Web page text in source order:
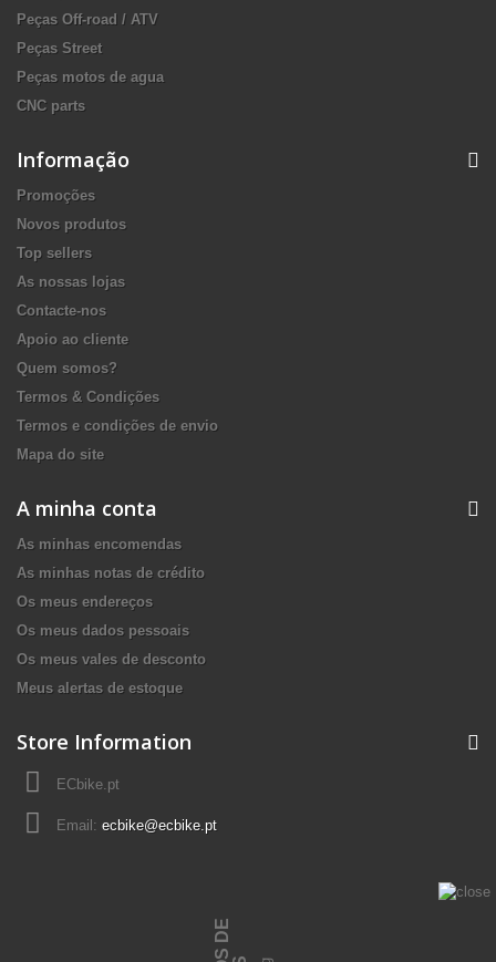
Peças Off-road / ATV
Peças Street
Peças motos de agua
CNC parts
Informação
Promoções
Novos produtos
Top sellers
As nossas lojas
Contacte-nos
Apoio ao cliente
Quem somos?
Termos & Condições
Termos e condições de envio
Mapa do site
A minha conta
As minhas encomendas
As minhas notas de crédito
Os meus endereços
Os meus dados pessoais
Os meus vales de desconto
Meus alertas de estoque
Store Information
ECbike.pt
Email: ecbike@ecbike.pt